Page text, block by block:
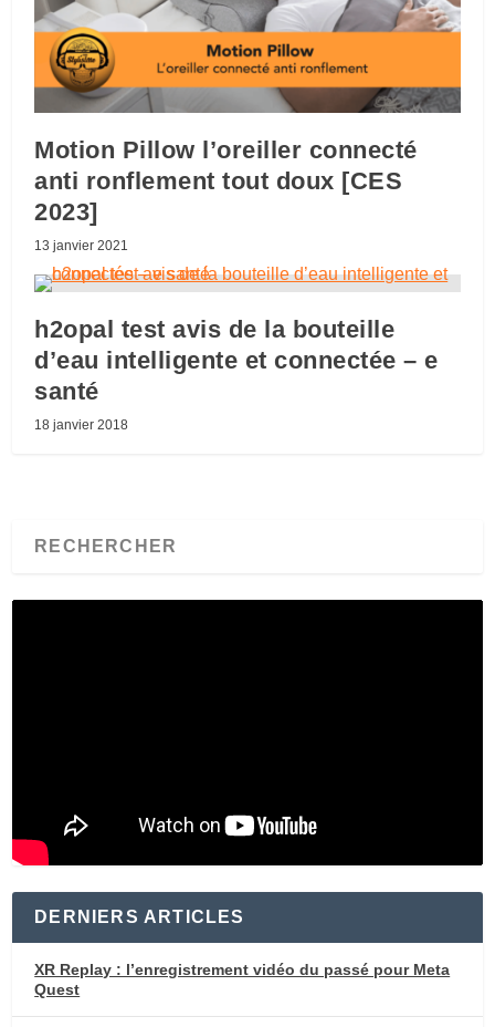
Motion Pillow l’oreiller connecté
anti ronflement tout doux [CES
2023]
13 janvier 2021
h2opal test avis de la bouteille
d’eau intelligente et connectée – e
santé
18 janvier 2018
DERNIERS ARTICLES
XR Replay : l’enregistrement vidéo du passé pour Meta
Quest